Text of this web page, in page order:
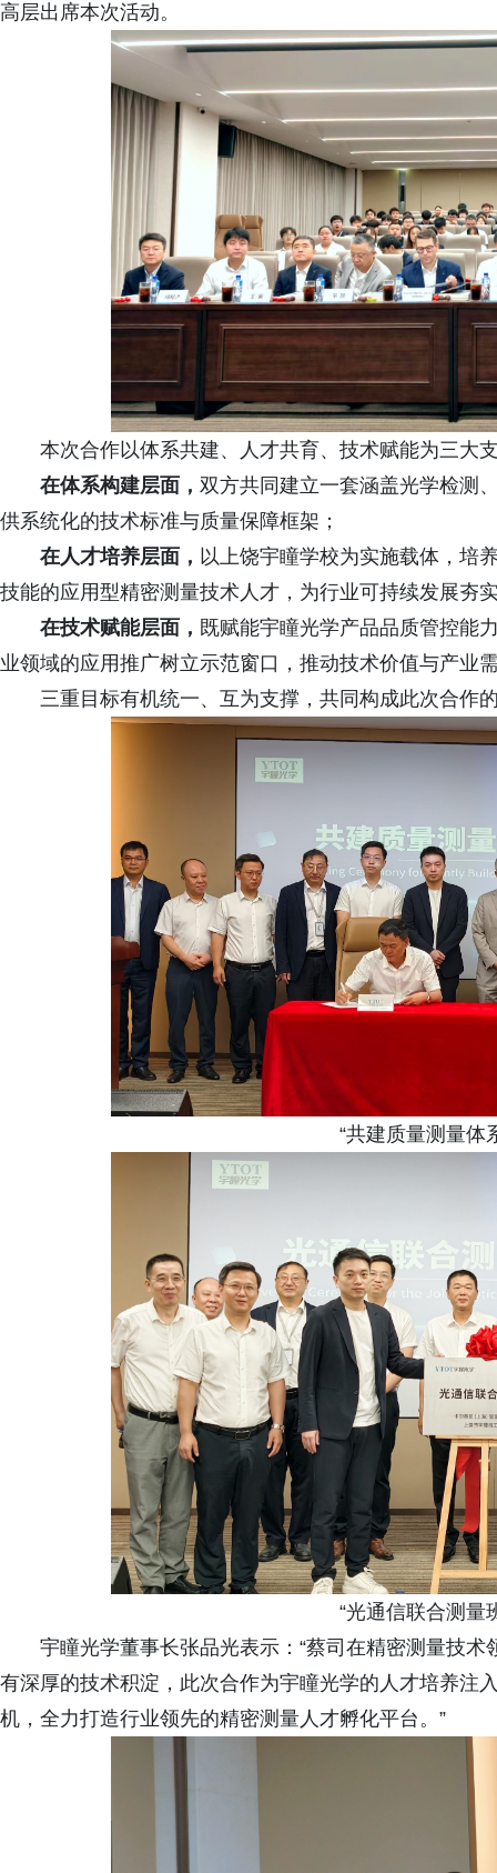
高层出席本次活动。
本次合作以体系共建、人才共育、技术赋能为三大
在体系构建层面， 双方共同建立一套涵盖光学检测
供系统化的技术标准与质量保障框架；
在人才培养层面， 以上饶宇瞳学校为实施载体，培
技能的应用型精密测量技术人才，为行业可持续发展夯
在技术赋能层面， 既赋能宇瞳光学产品品质管控能
业领域的应用推广树立示范窗口，推动技术价值与产业
三重目标有机统一、互为支撑，共同构成此次合作
“共建质量测量体
“光通信联合测量
宇瞳光学董事长张品光表示：“蔡司在精密测量技
有深厚的技术积淀，此次合作为宇瞳光学的人才培养注
机，全力打造行业领先的精密测量人才孵化平台。”